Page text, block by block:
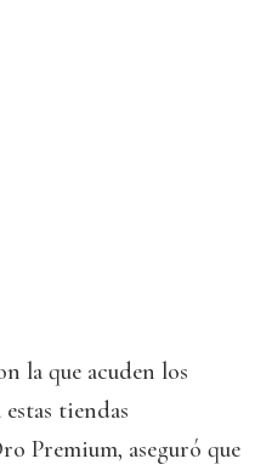
la que acuden los
tiendas
Premium, aseguró que